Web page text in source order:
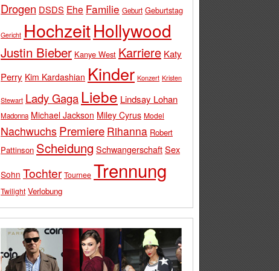
Drogen DSDS Ehe Familie Geburt Geburtstag
Gericht HochzeitHollywood
Justin Bieber Kanye West Karriere Katy
Perry Kim Kardashian Kinder Konzert Kristen
Stewart Lady Gaga Liebe Lindsay Lohan
Madonna Michael Jackson Miley Cyrus Model
Nachwuchs Premiere Rihanna Robert
Pattinson Scheidung SchwangerschaftSex
Sohn Tochter Tournee Trennung
Twilight Verlobung